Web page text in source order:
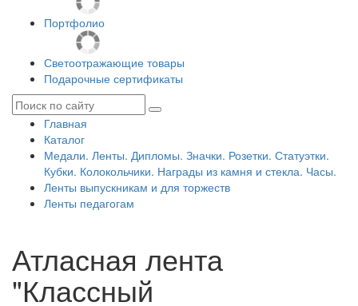
Портфолио
Светоотражающие товары
Подарочные сертификаты
Главная
Каталог
Медали. Ленты. Дипломы. Значки. Розетки. Статуэтки.
Кубки. Колокольчики. Награды из камня и стекла. Часы.
Ленты выпускникам и для торжеств
Ленты педагогам
Атласная лента
"Классный